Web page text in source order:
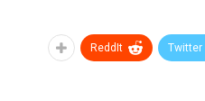
Twitter
ReddIt